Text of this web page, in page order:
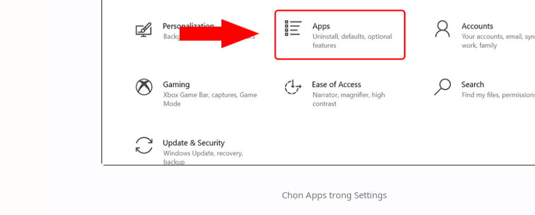
Chọn Apps trong Settings